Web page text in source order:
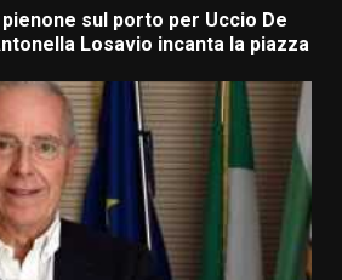
sul porto per Uccio De
Losavio incanta la piazza